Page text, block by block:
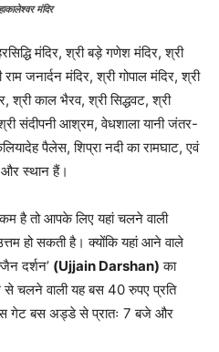
मंदिर
मंदिर, श्री बड़े गणेश मंदिर, श्री
जनार्दन मंदिर, श्री गोपाल मंदिर, श्री
श्री काल भैरव, श्री सिद्धवट, श्री
संदीपनी आश्रम, वेधशाला यानी जंतर-
पैलेस, शिप्रा नदी का रामघाट, एवं
स्थान हैं।
है तो आपके लिए यहां चलने वाली
हो सकती है। क्योंकि यहां आने वाले
दर्शन’ (Ujjain Darshan) का
चलने वाली यह बस 40 रुपए प्रति
गेट बस अड्डे से प्रातः 7 बजे और